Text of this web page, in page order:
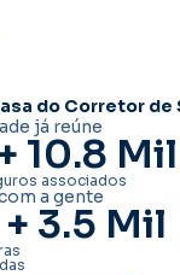
do Corretor de
já reúne
10.8 Mil
associados
a gente
+ 3.5 Mil